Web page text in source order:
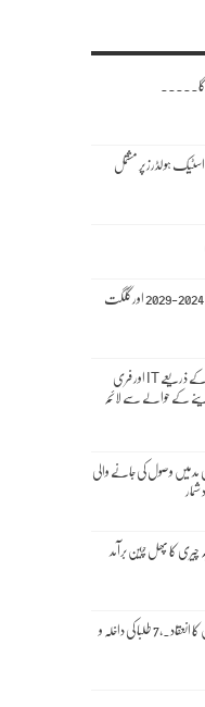
ہولڈرز پر مشتمل
گلگت بلتستان ترقیاتی منصوبہ 2024-2029 اورگلگت
گلگت بلتستان میں ٹیلی کام کے ذریعے IT اور فری
کے حوالے سے لائحہ
مد میں وصول کی جانے والی
کا پھل چین برآمد
قراقرم یونیورسٹی میں یوم حسین کا انعقاد۔,7 طلبا کی داخلہ و